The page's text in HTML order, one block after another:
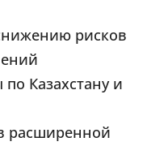
рисков
Казахстану и
расширенной